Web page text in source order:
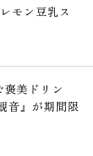
モン豆乳ス
美ドリン
音』が期間限